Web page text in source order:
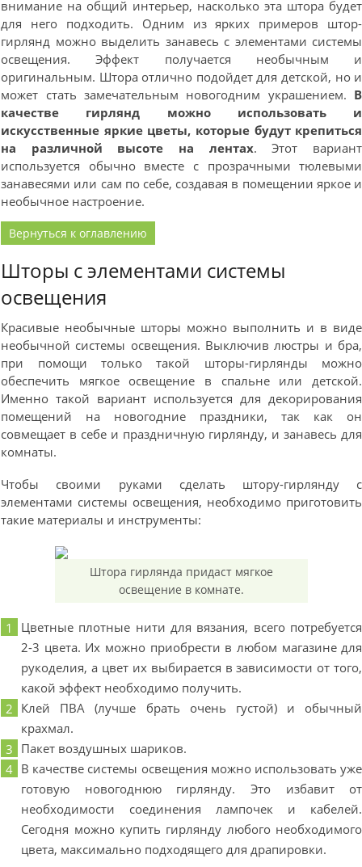
внимание на общий интерьер, насколько эта штора будет
для него подходить. Одним из ярких примеров штор-
гирлянд можно выделить занавесь с элементами системы
освещения. Эффект получается необычным и
оригинальным. Штора отлично подойдет для детской, но и
может стать замечательным новогодним украшением. В
качестве гирлянд можно использовать и
искусственные яркие цветы, которые будут крепиться
на различной высоте на лентах. Этот вариант
используется обычно вместе с прозрачными тюлевыми
занавесями или сам по себе, создавая в помещении яркое и
необычное настроение.
Вернуться к оглавлению
Шторы с элементами системы
освещения
Красивые необычные шторы можно выполнить и в виде
необычной системы освещения. Выключив люстры и бра,
при помощи только такой шторы-гирлянды можно
обеспечить мягкое освещение в спальне или детской.
Именно такой вариант используется для декорирования
помещений на новогодние праздники, так как он
совмещает в себе и праздничную гирлянду, и занавесь для
комнаты.
Чтобы своими руками сделать штору-гирлянду с
элементами системы освещения, необходимо приготовить
такие материалы и инструменты:
Штора гирлянда придаст мягкое
освещение в комнате.
Цветные плотные нити для вязания, всего потребуется
2-3 цвета. Их можно приобрести в любом магазине для
рукоделия, а цвет их выбирается в зависимости от того,
какой эффект необходимо получить.
Клей ПВА (лучше брать очень густой) и обычный
крахмал.
Пакет воздушных шариков.
В качестве системы освещения можно использовать уже
готовую новогоднюю гирлянду. Это избавит от
необходимости соединения лампочек и кабелей.
Сегодня можно купить гирлянду любого необходимого
цвета, максимально подходящего для драпировки.